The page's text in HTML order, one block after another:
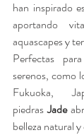
han inspirado
aportando
aquascapes y
Perfectas
serenos, como
Fukuoka,
piedras Jade
belleza natural